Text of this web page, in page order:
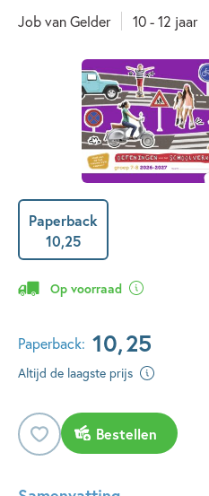
Job van Gelder 10 - 12 jaar
Paperback
10,25
Op voorraad
Paperback: 10,25
Altijd de laagste prijs
Bestellen